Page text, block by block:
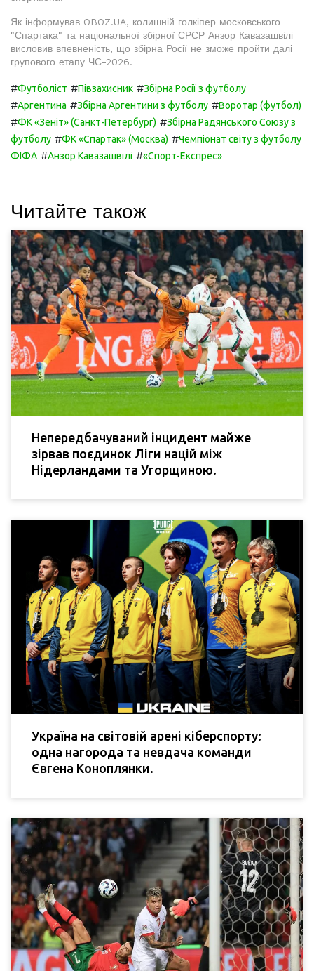
Як інформував OBOZ.UA, колишній голкіпер московського
"Спартака" та національної збірної СРСР Анзор Кавазашвілі
висловив впевненість, що збірна Росії не зможе пройти далі
групового етапу ЧС-2026.
#Футболіст #Півзахисник #Збірна Росії з футболу
#Аргентина #Збірна Аргентини з футболу #Воротар (футбол)
#ФК «Зеніт» (Санкт-Петербург) #Збірна Радянського Союзу з
футболу #ФК «Спартак» (Москва) #Чемпіонат світу з футболу
ФІФА #Анзор Кавазашвілі #«Спорт-Експрес»
Читайте також
Непередбачуваний інцидент майже
зірвав поєдинок Ліги націй між
Нідерландами та Угорщиною.
Україна на світовій арені кіберспорту:
одна нагорода та невдача команди
Євгена Коноплянки.